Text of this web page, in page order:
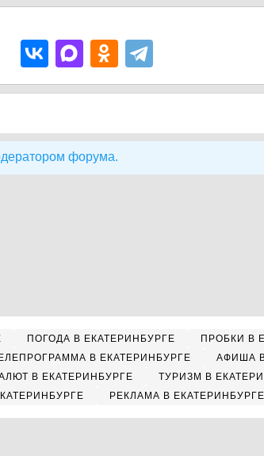
форума.
ПОГОДА В ЕКАТЕРИНБУРГЕ
ПРОБКИ В
В ЕКАТЕРИНБУРГЕ
АФИША
В ЕКАТЕРИНБУРГЕ
ТУРИЗМ В
РЕКЛАМА В ЕКАТЕРИНБУРГЕ